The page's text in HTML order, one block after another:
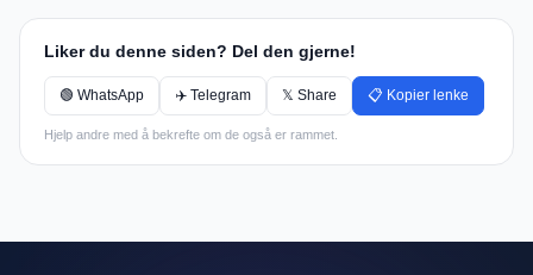
Liker du denne siden? Del den gjerne!
🟢 WhatsApp ✈️ Telegram 𝕏 Share 📋 Kopier lenke
Hjelp andre med å bekrefte om de også er rammet.